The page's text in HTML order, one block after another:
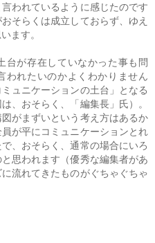
われているように感じたのです
そらくは成立しておらず、ゆえ
ます。
台が存在していなかった事も問
われたいのかよくわかりません
ュニケーションの土台」となる
、おそらく、「編集長」氏）。
がまずいという考え方はあるか
が平にコミュニケーションとれ
、おそらく、通常の場合にいろ
思われます（優秀な編集者があ
流れてきたものがぐちゃぐちゃ